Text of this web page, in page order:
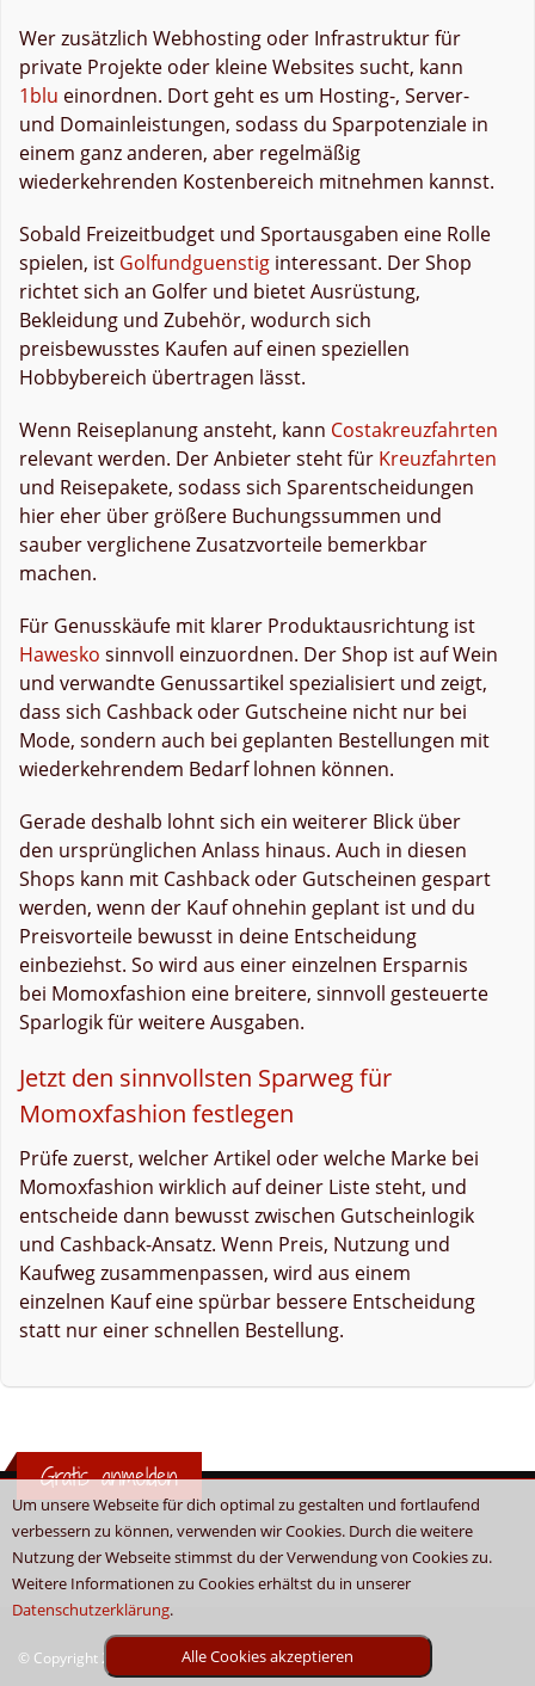
Um unsere Webseite für dich optimal zu gestalten und fortlaufend
verbessern zu können, verwenden wir Cookies. Durch die weitere
Nutzung der Webseite stimmst du der Verwendung von Cookies zu.
Weitere Informationen zu Cookies erhältst du in unserer
Datenschutzerklärung.
Alle Cookies akzeptieren
Wer zusätzlich Webhosting oder Infrastruktur für
private Projekte oder kleine Websites sucht, kann
1blu einordnen. Dort geht es um Hosting-, Server-
und Domainleistungen, sodass du Sparpotenziale in
einem ganz anderen, aber regelmäßig
wiederkehrenden Kostenbereich mitnehmen kannst.
Sobald Freizeitbudget und Sportausgaben eine Rolle
spielen, ist Golfundguenstig interessant. Der Shop
richtet sich an Golfer und bietet Ausrüstung,
Bekleidung und Zubehör, wodurch sich
preisbewusstes Kaufen auf einen speziellen
Hobbybereich übertragen lässt.
Wenn Reiseplanung ansteht, kann Costakreuzfahrten
relevant werden. Der Anbieter steht für Kreuzfahrten
und Reisepakete, sodass sich Sparentscheidungen
hier eher über größere Buchungssummen und
sauber verglichene Zusatzvorteile bemerkbar
machen.
Für Genusskäufe mit klarer Produktausrichtung ist
Hawesko sinnvoll einzuordnen. Der Shop ist auf Wein
und verwandte Genussartikel spezialisiert und zeigt,
dass sich Cashback oder Gutscheine nicht nur bei
Mode, sondern auch bei geplanten Bestellungen mit
wiederkehrendem Bedarf lohnen können.
Gerade deshalb lohnt sich ein weiterer Blick über
den ursprünglichen Anlass hinaus. Auch in diesen
Shops kann mit Cashback oder Gutscheinen gespart
werden, wenn der Kauf ohnehin geplant ist und du
Preisvorteile bewusst in deine Entscheidung
einbeziehst. So wird aus einer einzelnen Ersparnis
bei Momoxfashion eine breitere, sinnvoll gesteuerte
Sparlogik für weitere Ausgaben.
Jetzt den sinnvollsten Sparweg für
Momoxfashion festlegen
Prüfe zuerst, welcher Artikel oder welche Marke bei
Momoxfashion wirklich auf deiner Liste steht, und
entscheide dann bewusst zwischen Gutscheinlogik
und Cashback-Ansatz. Wenn Preis, Nutzung und
Kaufweg zusammenpassen, wird aus einem
einzelnen Kauf eine spürbar bessere Entscheidung
statt nur einer schnellen Bestellung.
Gratis anmelden
© Copyright 2026 - Boni.tv / Cashback & Gutscheine